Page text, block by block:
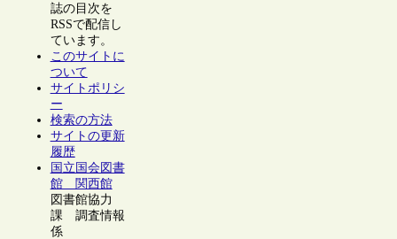
誌の目次を
RSSで配信し
ています。
このサイトに
ついて
サイトポリシ
ー
検索の方法
サイトの更新
履歴
国立国会図書
館 関西館
図書館協力
課 調査情報
係